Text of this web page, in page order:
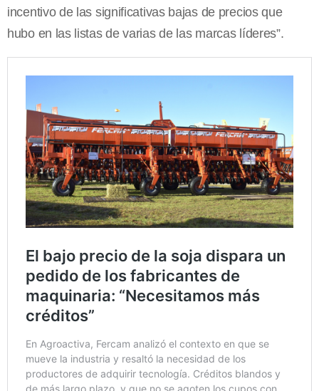
incentivo de las significativas bajas de precios que
hubo en las listas de varias de las marcas líderes”.